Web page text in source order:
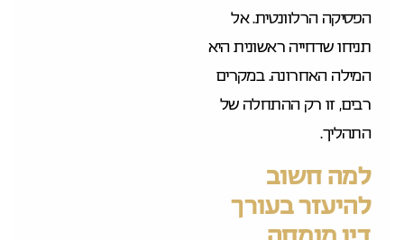
הפסיקה הרלוונטית. אל
תניחו שדחייה ראשונית היא
המילה האחרונה. במקרים
רבים, זו רק ההתחלה של
התהליך.
למה חשוב
להיעזר בעורך